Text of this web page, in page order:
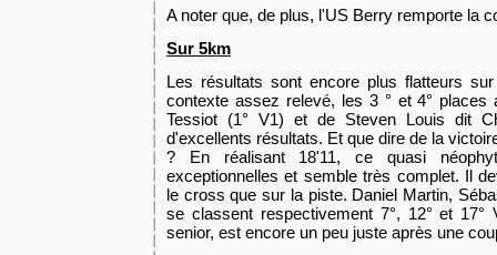
A noter que, de plus, l'US Berry remporte la
Sur 5km
Les résultats sont encore plus flatteurs
contexte assez relevé, les 3 ° et 4° places
Tessiot (1° V1) et de Steven Louis dit
d'excellents résultats. Et que dire de la
? En réalisant 18'11, ce quasi
exceptionnelles et semble très complet. Il
le cross que sur la piste. Daniel Martin,
se classent respectivement 7°, 12° et 17°
senior, est encore un peu juste après une